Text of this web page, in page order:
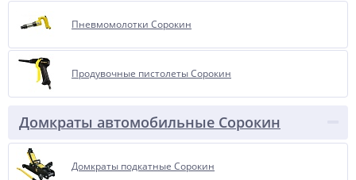
Пневмомолотки Сорокин
Продувочные пистолеты Сорокин
Домкраты автомобильные Сорокин
Домкраты подкатные Сорокин